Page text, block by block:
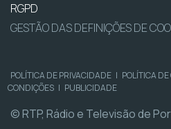
RGPD
GESTÃO DAS DEFINIÇÕES DE
POLÍTICA DE PRIVACIDADE | POLÍTICA DE
CONDIÇÕES | PUBLICIDADE
© RTP, Rádio e Televisão de